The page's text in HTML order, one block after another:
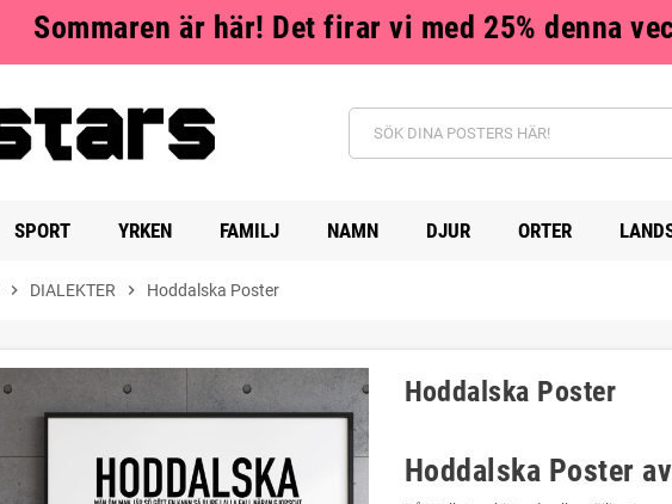
Sommaren är här! Det firar vi med 25% denna
SPORT YRKEN FAMILJ NAMN DJUR ORTER
chevron_right DIALEKTER chevron_right Hoddalska Poster
Hoddalska Poster
Hoddalska Poster